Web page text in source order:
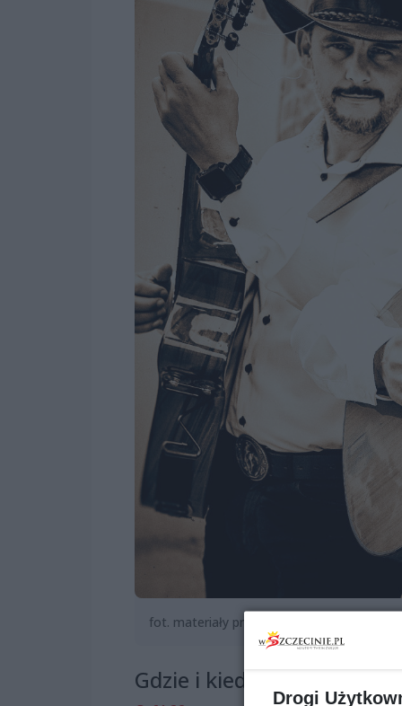
fot. materiały prasowe
Gdzie i kiedy?
Drogi